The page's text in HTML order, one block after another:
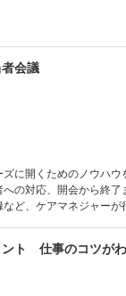
会議
に開くためのノウハウ
の対応、開会から終
ど、ケアマネジャーが
ト 仕事のコツが